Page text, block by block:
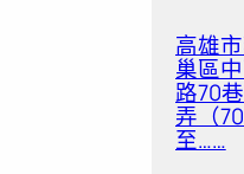
高雄
巢區
路70
弄（
至……